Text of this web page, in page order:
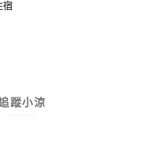
宿
蹤小涼